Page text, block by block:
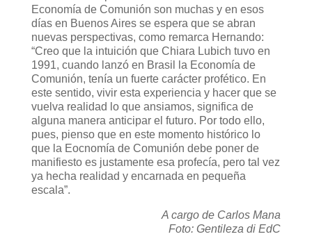
Economía de Comunión son muchas y en esos
días en Buenos Aires se espera que se abran
nuevas perspectivas, como remarca Hernando:
“Creo que la intuición que Chiara Lubich tuvo en
1991, cuando lanzó en Brasil la Economía de
Comunión, tenía un fuerte carácter profético. En
este sentido, vivir esta experiencia y hacer que se
vuelva realidad lo que ansiamos, significa de
alguna manera anticipar el futuro. Por todo ello,
pues, pienso que en este momento histórico lo
que la Eocnomía de Comunión debe poner de
manifiesto es justamente esa profecía, pero tal vez
ya hecha realidad y encarnada en pequeña
escala”.
A cargo de Carlos Mana
Foto: Gentileza di EdC